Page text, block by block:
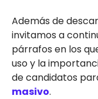
Además de
invitamos a
párrafos en los
uso y la
de candidatos
masivo.